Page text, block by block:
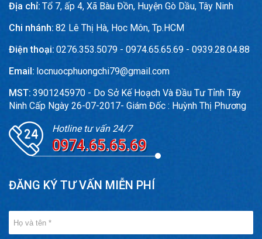
Địa chỉ: Tổ 7, ấp 4, Xã Bàu Đồn, Huyện Gò Dầu, Tây Ninh
Chi nhánh: 82 Lê Thị Hà, Hoc Môn, Tp.HCM
Điện thoại: 0276.353.5079 - 0974.65.65.69 - 0939.28.04.88
Email: locnuocphuongchi79@gmail.com
MST: 3901245970 - Do Sở Kế Hoạch Và Đầu Tư Tỉnh Tây
Ninh Cấp Ngày 26-07-2017- Giám Đốc : Huỳnh Thị Phương
Hotline tư vấn 24/7
0974.65.65.69
ĐĂNG KÝ TƯ VẤN MIỄN PHÍ